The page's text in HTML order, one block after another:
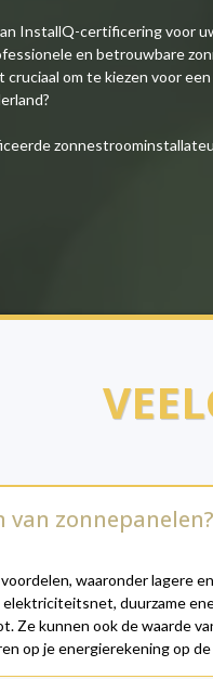
InstallQ-certificering voor
en betrouwbare
cruciaal om te kiezen voor
van zonnepanelen?
waaronder lagere
duurzame
Ze kunnen ook de waarde
op je energierekening op